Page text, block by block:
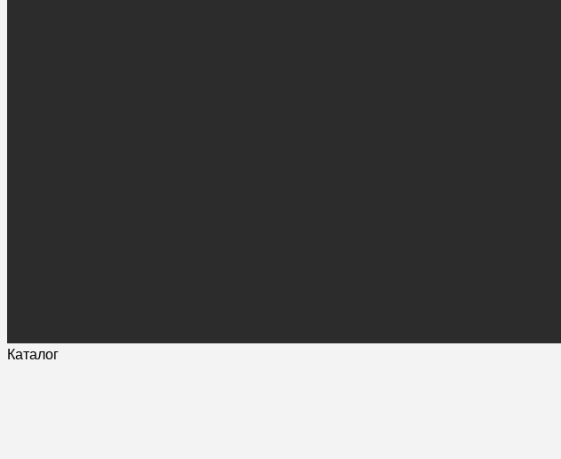
Каталог